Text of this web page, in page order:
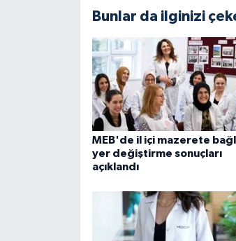
Bunlar da ilginizi
MEB'de il içi mazerete
yer değiştirme sonuçları
açıklandı